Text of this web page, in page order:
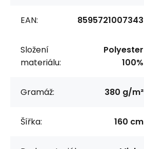
EAN: 8595721007343
Složení
materiálu:
Polyester
100%
Gramáž: 380 g/m²
Šířka: 160 cm